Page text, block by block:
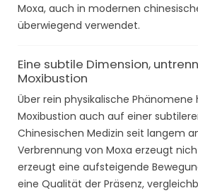
Moxa, auch in modernen
überwiegend verwendet.
Eine subtile Dimension,
Moxibustion
Über rein physikalische Phänomene
Moxibustion auch auf einer
Chinesischen Medizin seit langem
Verbrennung von Moxa erzeugt
erzeugt eine aufsteigende
eine Qualität der Präsenz,